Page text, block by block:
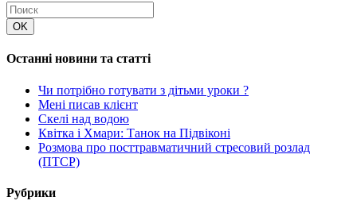
Останні новини та статті
Чи потрібно готувати з дітьми уроки ?
Мені писав клієнт
Скелі над водою
Квітка і Хмари: Танок на Підвіконі
Розмова про посттравматичний стресовий розлад
(ПТСР)
Рубрики